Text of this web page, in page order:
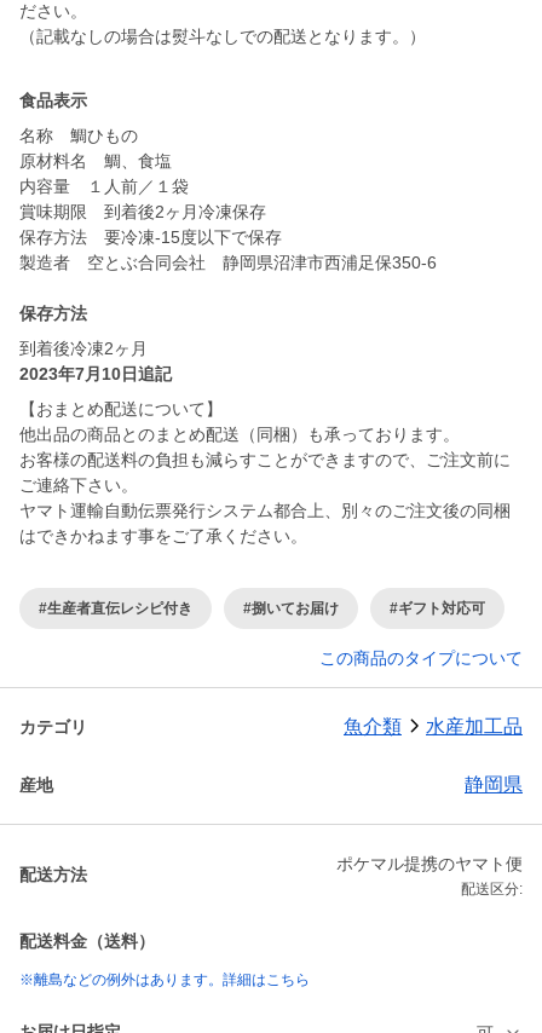
ださい。
食品表示
名称 鯛ひもの
原材料名 鯛、食塩
内容量 １人前／１袋
賞味期限 到着後2ヶ月冷凍保存
保存方法 要冷凍-15度以下で保存
製造者 空とぶ合同会社 静岡県沼津市西浦足保350-6
保存方法
到着後冷凍2ヶ月
2023年7月10日追記
【おまとめ配送について】
他出品の商品とのまとめ配送（同梱）も承っております。
お客様の配送料の負担も減らすことができますので、ご注文前に
ご連絡下さい。
ヤマト運輸自動伝票発行システム都合上、別々のご注文後の同梱
はできかねます事をご了承ください。
#生産者直伝レシピ付き #捌いてお届け #ギフト対応可
この商品のタイプについて
カテゴリ 魚介類 水産加工品
産地 静岡県
配送方法
ポケマル提携のヤマト便
配送区分:
配送料金（送料）
※離島などの例外はあります。詳細はこちら